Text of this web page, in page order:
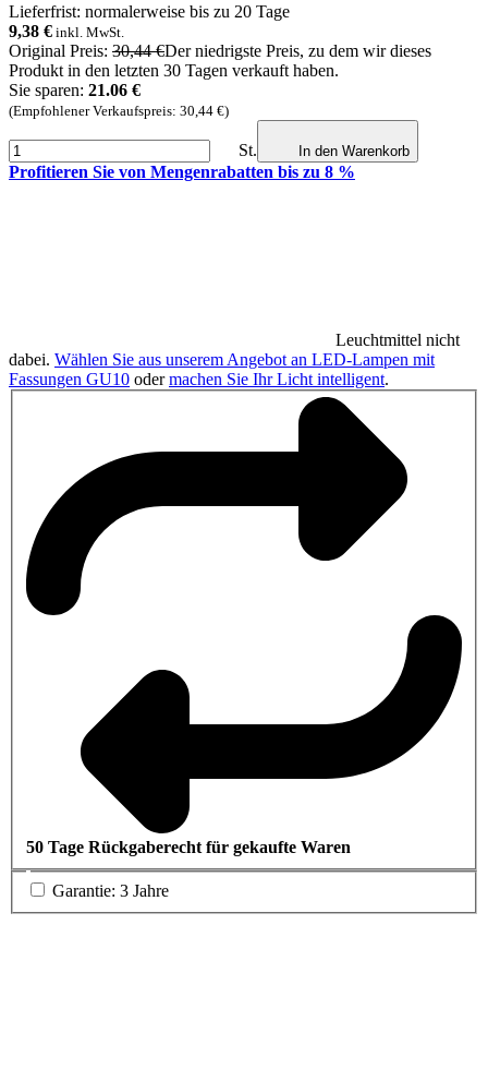
Lieferfrist: normalerweise bis zu 20 Tage
9,38 € inkl. MwSt.
Original Preis: 30,44 €Der niedrigste Preis, zu dem wir dieses
Produkt in den letzten 30 Tagen verkauft haben.
Sie sparen: 21.06 €
(Empfohlener Verkaufspreis: 30,44 €)
St. In den Warenkorb
Profitieren Sie von Mengenrabatten bis zu 8 %
Leuchtmittel nicht
dabei. Wählen Sie aus unserem Angebot an LED-Lampen mit
Fassungen GU10 odermachen Sie Ihr Licht intelligent.
50 Tage Rückgaberecht für gekaufte Waren
Garantie: 3 Jahre